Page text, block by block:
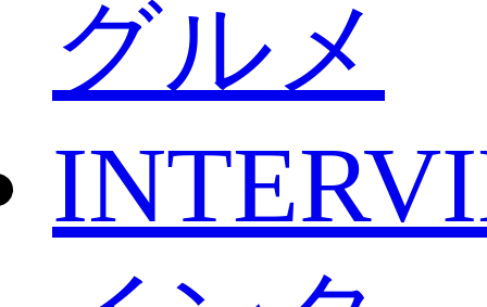
グルメ